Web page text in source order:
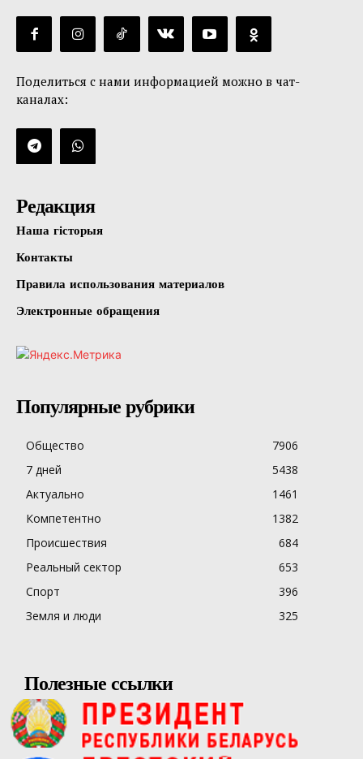
Поделиться с нами информацией можно в чат-
каналах:
Редакция
Наша гісторыя
Контакты
Правила использования материалов
Электронные обращения
Популярные рубрики
Общество
7906
7 дней
5438
Актуально
1461
Компетентно
1382
Происшествия
684
Реальный сектор
653
Спорт
396
Земля и люди
325
Полезные ссылки